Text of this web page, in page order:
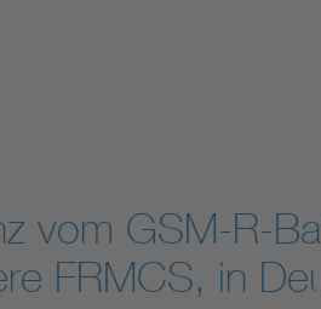
vom GSM-R-
FRMCS, in